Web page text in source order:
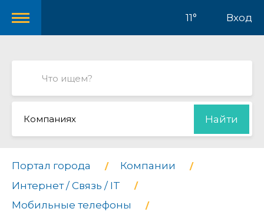
11° Вход
Компаниях Найти
Портал города
Компании
Интернет / Связь / IT
Мобильные телефоны